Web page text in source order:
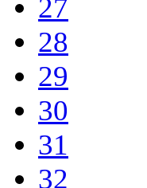
27
28
29
30
31
32